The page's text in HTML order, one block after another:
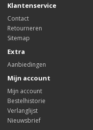
Klantenservice
Contact
Retourneren
Sitemap
Extra
Aanbiedingen
Mijn account
Mijn account
Bestelhistorie
Verlanglijst
Nieuwsbrief